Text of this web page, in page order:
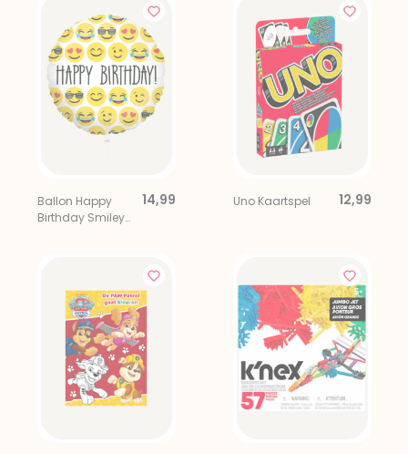
Ballon Happy
Birthday Smiley
14,99 Uno Kaartspel 12,99